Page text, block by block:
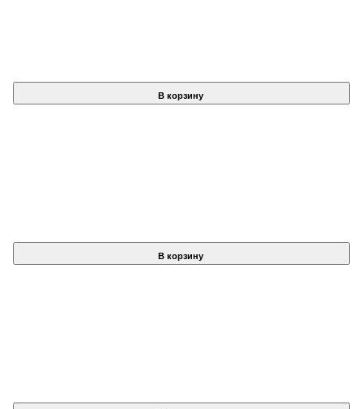
В корзину
В корзину